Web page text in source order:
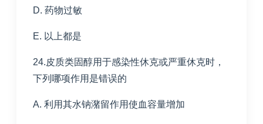
D. 药物过敏
E. 以上都是
24.皮质类固醇用于感染性休克或严重休克时，
下列哪项作用是错误的
A. 利用其水钠潴留作用使血容量增加